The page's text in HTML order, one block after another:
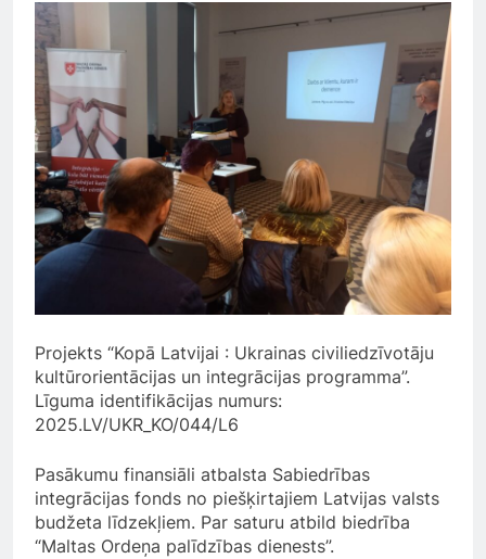
Projekts “Kopā Latvijai : Ukrainas civiliedzīvotāju
kultūrorientācijas un integrācijas programma”.
Līguma identifikācijas numurs:
2025.LV/UKR_KO/044/L6
Pasākumu finansiāli atbalsta Sabiedrības
integrācijas fonds no piešķirtajiem Latvijas valsts
budžeta līdzekļiem. Par saturu atbild biedrība
“Maltas Ordeņa palīdzības dienests”.